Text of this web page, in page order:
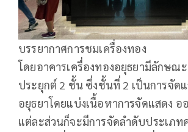
บรรยากาศการชมเครื่องทอง
โดยอาคารเครื่องทองอยุธยามีลักษณ
ประยุกต์ 2 ชั้น ซึ่งชั้นที่ 2 เป็นการจัดแ
อยุธยาโดยแบ่งเนื้อหาการจัดแสดง อ
แต่ละส่วนก็จะมีการจัดลำดับประเภท